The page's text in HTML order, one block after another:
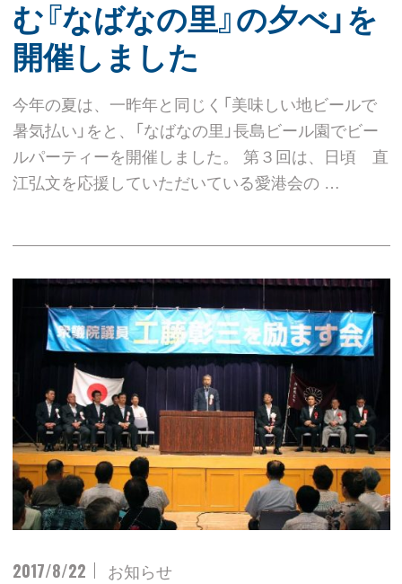
む『なばなの里』の夕べ」を
開催しました
今年の夏は、一昨年と同じく「美味しい地ビールで
暑気払い」をと、「なばなの里」長島ビール園でビー
ルパーティーを開催しました。 第３回は、日頃 直
江弘文を応援していただいている愛港会の …
2017/8/22 お知らせ